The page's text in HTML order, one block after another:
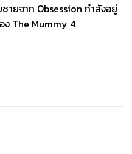
ยจาก Obsession กำลังอยู่
ง The Mummy 4